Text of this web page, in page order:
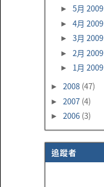
► 5月 2009
► 4月 2009
► 3月 2009
► 2月 2009
► 1月 2009
► 2008 (47)
► 2007 (4)
► 2006 (3)
追蹤者